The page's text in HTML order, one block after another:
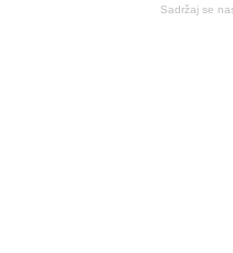
Sadržaj se